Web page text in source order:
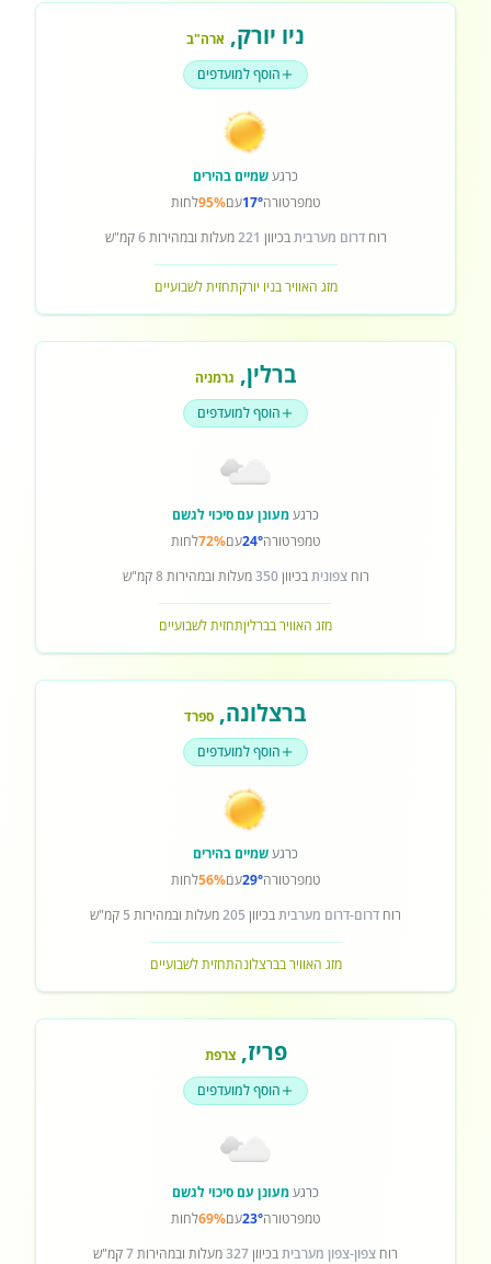
ניו יורק, ארה"ב
הוסף למועדפים
כרגעשמיים בהירים
טמפרטורה17°עם95%לחות
רוחדרום מערביתבכיוון 221מעלות ובמהירות6קמ"ש
מזג האוויר בניו יורקתחזית לשבועיים
ברלין, גרמניה
הוסף למועדפים
כרגעמעונן עם סיכוי לגשם
טמפרטורה24°עם72%לחות
רוחצפוניתבכיוון350מעלות ובמהירות8קמ"ש
מזג האוויר בברליןתחזית לשבועיים
ברצלונה, ספרד
הוסף למועדפים
כרגעשמיים בהירים
טמפרטורה29°עם56%לחות
רוח דרום-דרום מערביתבכיוון 205מעלות ובמהירות 5 קמ"ש
מזג האוויר בברצלונהתחזית לשבועיים
פריז,צרפת
הוסף למועדפים
כרגעמעונן עם סיכוי לגשם
טמפרטורה23°עם69%לחות
רוח צפון-צפון מערביתבכיוון327מעלות ובמהירות7קמ"ש